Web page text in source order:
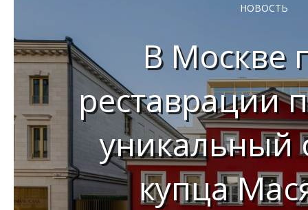
НОВОСТЬ
В Москве
реставрации
уникальный
купца